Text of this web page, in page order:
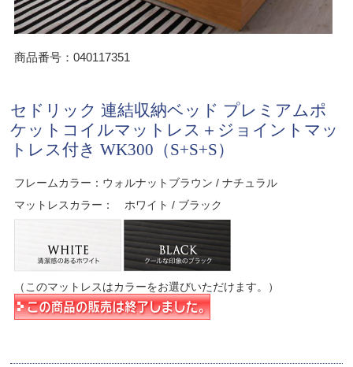
商品番号：040117351
セドリック 連結収納ベッド プレミアムポ
ケットコイルマットレス＋ジョイントマッ
トレス付き WK300（S+S+S）
フレームカラー：ウォルナットブラウン / ナチュラル
マットレスカラー： ホワイト / ブラック
（このマットレスはカラーをお選びいただけます。）